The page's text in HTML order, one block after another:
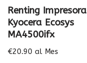
Renting Impresora
Kyocera Ecosys
MA4500ifx
€20.90 al Mes